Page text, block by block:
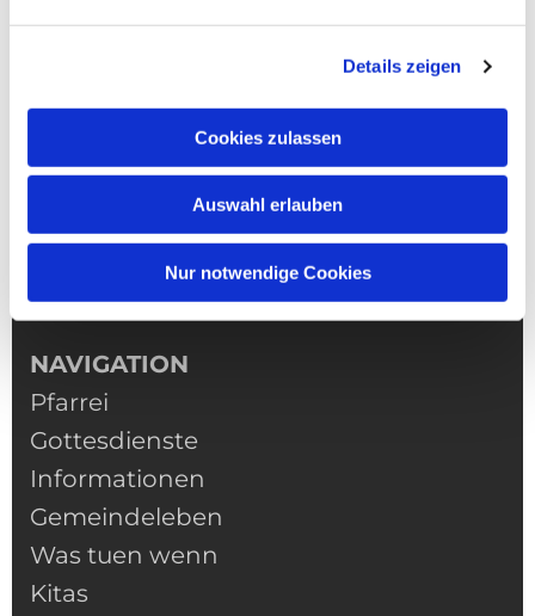
Details zeigen
Cookies zulassen
Auswahl erlauben
Nur notwendige Cookies
NAVIGATION
Pfarrei
Gottesdienste
Informationen
Gemeindeleben
Was tuen wenn
Kitas